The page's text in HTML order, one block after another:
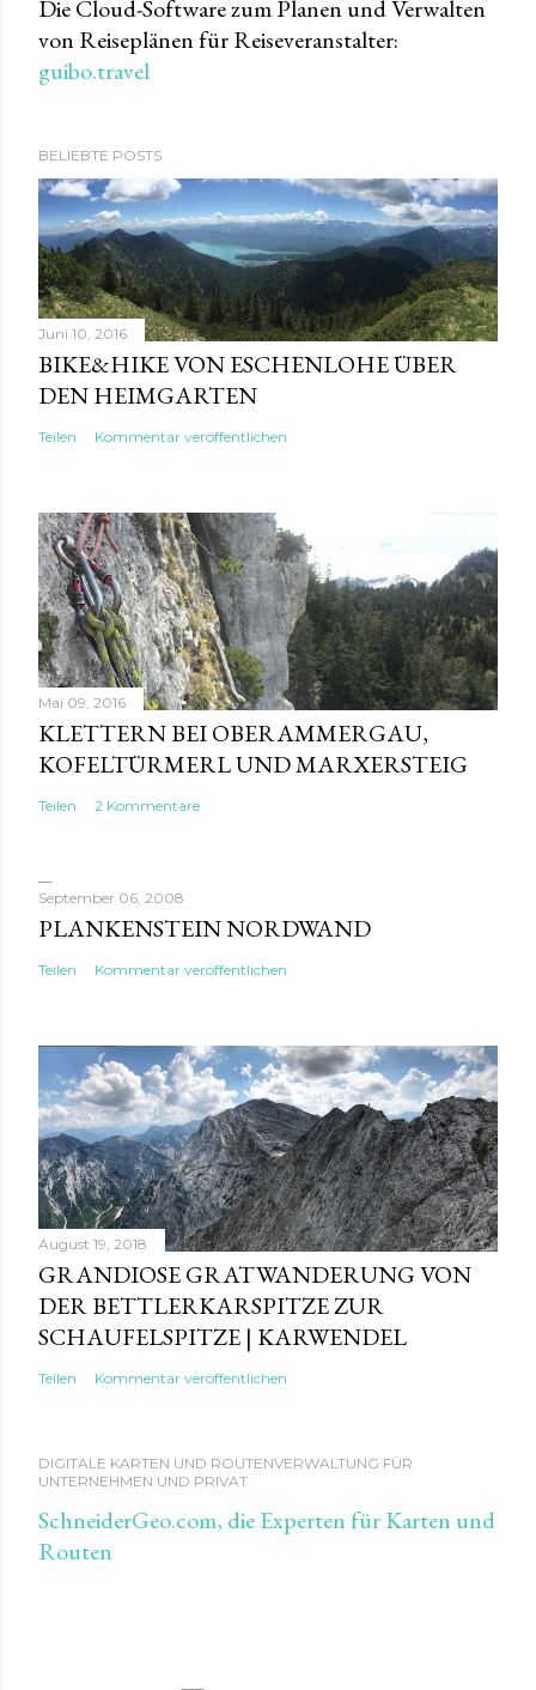
Die Cloud-Software zum Planen und Verwalten
von Reiseplänen für Reiseveranstalter:
guibo.travel
BELIEBTE POSTS
Juni 10, 2016
BIKE&HIKE VON ESCHENLOHE ÜBER
DEN HEIMGARTEN
Teilen Kommentar veröffentlichen
Mai 09, 2016
KLETTERN BEI OBERAMMERGAU,
KOFELTÜRMERL UND MARXERSTEIG
Teilen 2 Kommentare
September 06, 2008
PLANKENSTEIN NORDWAND
Teilen Kommentar veröffentlichen
August 19, 2018
GRANDIOSE GRATWANDERUNG VON
DER BETTLERKARSPITZE ZUR
SCHAUFELSPITZE | KARWENDEL
Teilen Kommentar veröffentlichen
DIGITALE KARTEN UND ROUTENVERWALTUNG FÜR
UNTERNEHMEN UND PRIVAT
SchneiderGeo.com, die Experten für Karten und
Routen